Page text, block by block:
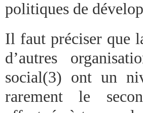
politiques de
Il faut préciser que
d’autres
social(3) ont un
rarement le